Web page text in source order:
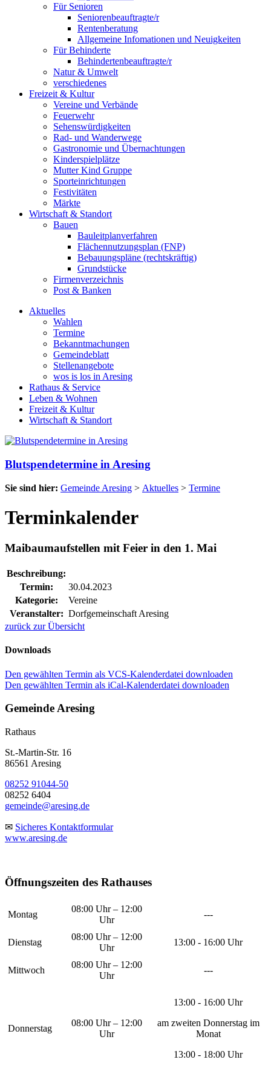
Für Senioren
Seniorenbeauftragte/r
Rentenberatung
Allgemeine Infomationen und Neuigkeiten
Für Behinderte
Behindertenbeauftragte/r
Natur & Umwelt
verschiedenes
Freizeit & Kultur
Vereine und Verbände
Feuerwehr
Sehenswürdigkeiten
Rad- und Wanderwege
Gastronomie und Übernachtungen
Kinderspielplätze
Mutter Kind Gruppe
Sporteinrichtungen
Festivitäten
Märkte
Wirtschaft & Standort
Bauen
Bauleitplanverfahren
Flächennutzungsplan (FNP)
Bebauungspläne (rechtskräftig)
Grundstücke
Firmenverzeichnis
Post & Banken
Aktuelles
Wahlen
Termine
Bekanntmachungen
Gemeindeblatt
Stellenangebote
wos is los in Aresing
Rathaus & Service
Leben & Wohnen
Freizeit & Kultur
Wirtschaft & Standort
Blutspendetermine in Aresing
Sie sind hier: Gemeinde Aresing > Aktuelles > Termine
Terminkalender
Maibaumaufstellen mit Feier in den 1. Mai
Beschreibung:
Termin:
30.04.2023
Kategorie:
Vereine
Veranstalter: Dorfgemeinschaft Aresing
zurück zur Übersicht
Downloads
Den gewählten Termin als VCS-Kalenderdatei downloaden
Den gewählten Termin als iCal-Kalenderdatei downloaden
Gemeinde Aresing
Rathaus
St.-Martin-Str. 16
86561 Aresing
08252 91044-50
08252 6404
gemeinde@aresing.de
✉ Sicheres Kontaktformular
www.aresing.de
Öffnungszeiten des Rathauses
Montag
08:00 Uhr – 12:00
Uhr
---
Dienstag
08:00 Uhr – 12:00
Uhr
13:00 - 16:00 Uhr
Mittwoch
08:00 Uhr – 12:00
Uhr
---
Donnerstag
08:00 Uhr – 12:00
Uhr
13:00 - 16:00 Uhr
am zweiten Donnerstag im
Monat
13:00 - 18:00 Uhr